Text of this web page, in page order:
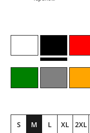
S M L XL 2XL